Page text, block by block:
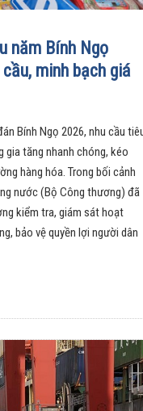
năm Bính Ngọ
minh bạch giá
Bính Ngọ 2026, nhu cầu
gia tăng nhanh chóng, kéo
hàng hóa. Trong bối cảnh
nước (Bộ Công thương) đã
kiểm tra, giám sát hoạt
bảo vệ quyền lợi người dân